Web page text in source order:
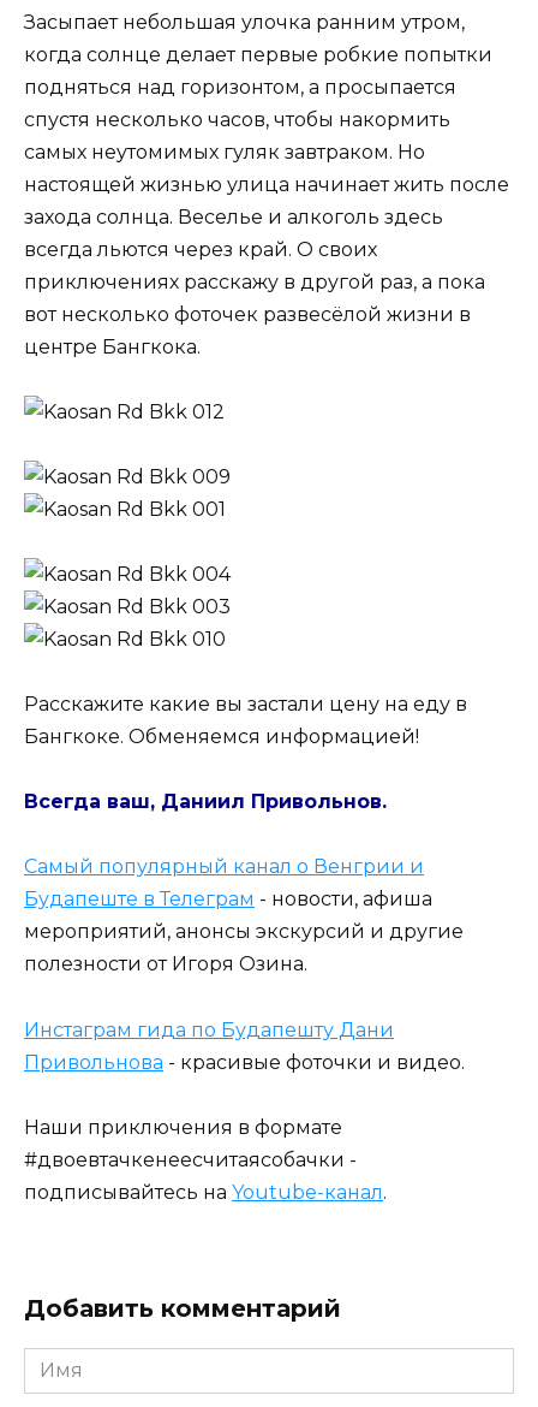
Засыпает небольшая улочка ранним утром,
когда солнце делает первые робкие попытки
подняться над горизонтом, а просыпается
спустя несколько часов, чтобы накормить
самых неутомимых гуляк завтраком. Но
настоящей жизнью улица начинает жить после
захода солнца. Веселье и алкоголь здесь
всегда льются через край. О своих
приключениях расскажу в другой раз, а пока
вот несколько фоточек развесёлой жизни в
центре Бангкока.
Расскажите какие вы застали цену на еду в
Бангкоке. Обменяемся информацией!
Всегда ваш, Даниил Привольнов.
Самый популярный канал о Венгрии и
Будапеште в Телеграм - новости, афиша
мероприятий, анонсы экскурсий и другие
полезности от Игоря Озина.
Инстаграм гида по Будапешту Дани
Привольнова - красивые фоточки и видео.
Наши приключения в формате
#двоевтачкенеесчитаясобачки -
подписывайтесь на Youtube-канал.
Добавить комментарий
Имя
*